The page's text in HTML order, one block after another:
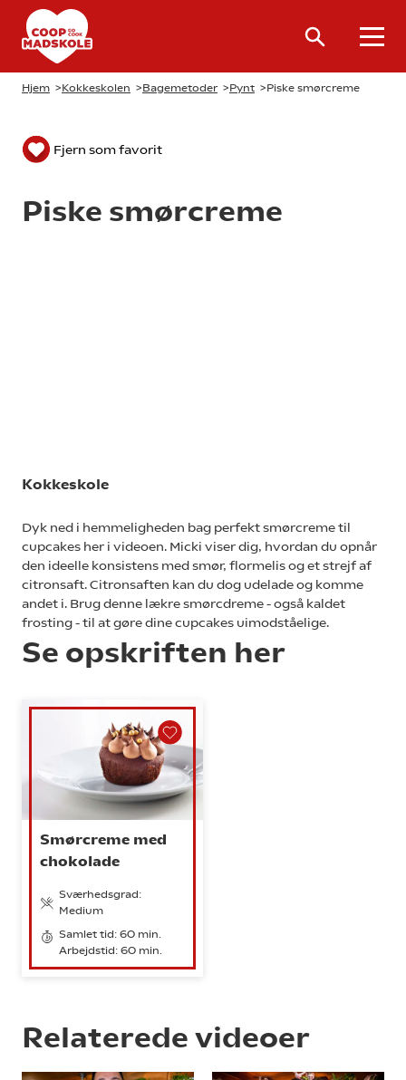
Hjem >Kokkeskolen >Bagemetoder >Pynt >Piske smørcreme
Fjern som favorit
Piske smørcreme
Kokkeskole
Dyk ned i hemmeligheden bag perfekt smørcreme til
cupcakes her i videoen. Micki viser dig, hvordan du opnår
den ideelle konsistens med smør, flormelis og et strejf af
citronsaft. Citronsaften kan du dog udelade og komme
andet i. Brug denne lækre smørcdreme - også kaldet
frosting - til at gøre dine cupcakes uimodståelige.
Se opskriften her
Smørcreme med
chokolade
Sværhedsgrad:
Medium
Samlet tid: 60 min.
Arbejdstid: 60 min.
Relaterede videoer